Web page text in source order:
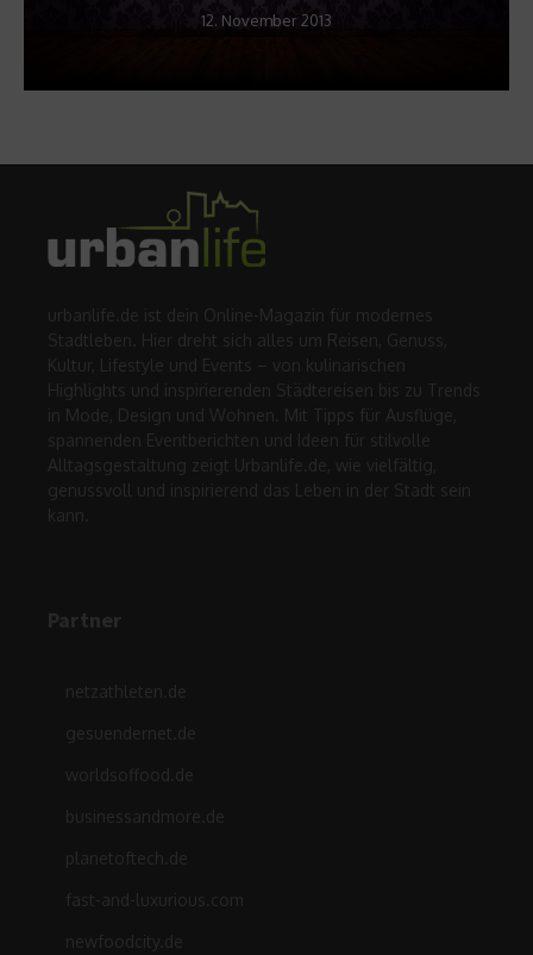
12. November 2013
urbanlife.de ist dein Online-Magazin für modernes
Stadtleben. Hier dreht sich alles um Reisen, Genuss,
Kultur, Lifestyle und Events – von kulinarischen
Highlights und inspirierenden Städtereisen bis zu Trends
in Mode, Design und Wohnen. Mit Tipps für Ausflüge,
spannenden Eventberichten und Ideen für stilvolle
Alltagsgestaltung zeigt Urbanlife.de, wie vielfältig,
genussvoll und inspirierend das Leben in der Stadt sein
kann.
Partner
netzathleten.de
gesuendernet.de
worldsoffood.de
businessandmore.de
planetoftech.de
fast-and-luxurious.com
newfoodcity.de